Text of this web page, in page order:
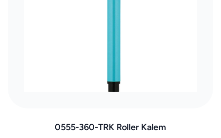
0555-360-TRK Roller Kalem